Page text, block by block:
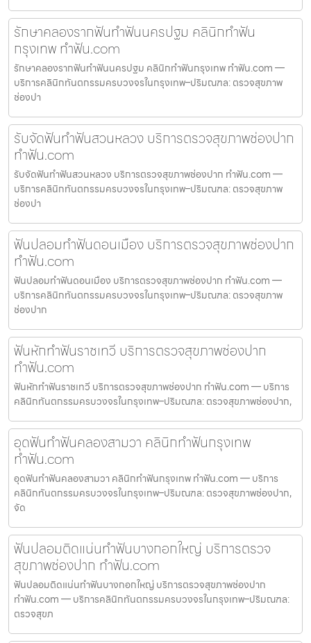
รักษาคลองรากฟันทำฟันนครปฐม คลินิกทำฟัน
กรุงเทพ ทำฟัน.com
รักษาคลองรากฟันทำฟันนครปฐม คลินิกทำฟันกรุงเทพ ทำฟัน.com —
บริการคลินิกทันตกรรมครบวงจรในกรุงเทพ–ปริมณฑล: ตรวจสุขภาพ
ช่องปา
รับจัดฟันทำฟันสวนหลวง บริการตรวจสุขภาพช่องปาก
ทำฟัน.com
รับจัดฟันทำฟันสวนหลวง บริการตรวจสุขภาพช่องปาก ทำฟัน.com —
บริการคลินิกทันตกรรมครบวงจรในกรุงเทพ–ปริมณฑล: ตรวจสุขภาพ
ช่องปา
ฟันปลอมทำฟันดอนเมือง บริการตรวจสุขภาพช่องปาก
ทำฟัน.com
ฟันปลอมทำฟันดอนเมือง บริการตรวจสุขภาพช่องปาก ทำฟัน.com —
บริการคลินิกทันตกรรมครบวงจรในกรุงเทพ–ปริมณฑล: ตรวจสุขภาพ
ช่องปาก
ฟันหักทำฟันราชเทวี บริการตรวจสุขภาพช่องปาก
ทำฟัน.com
ฟันหักทำฟันราชเทวี บริการตรวจสุขภาพช่องปาก ทำฟัน.com — บริการ
คลินิกทันตกรรมครบวงจรในกรุงเทพ–ปริมณฑล: ตรวจสุขภาพช่องปาก,
อุดฟันทำฟันคลองสามวา คลินิกทำฟันกรุงเทพ
ทำฟัน.com
อุดฟันทำฟันคลองสามวา คลินิกทำฟันกรุงเทพ ทำฟัน.com — บริการ
คลินิกทันตกรรมครบวงจรในกรุงเทพ–ปริมณฑล: ตรวจสุขภาพช่องปาก,
จัด
ฟันปลอมติดแน่นทำฟันบางกอกใหญ่ บริการตรวจ
สุขภาพช่องปาก ทำฟัน.com
ฟันปลอมติดแน่นทำฟันบางกอกใหญ่ บริการตรวจสุขภาพช่องปาก
ทำฟัน.com — บริการคลินิกทันตกรรมครบวงจรในกรุงเทพ–ปริมณฑล:
ตรวจสุขภ